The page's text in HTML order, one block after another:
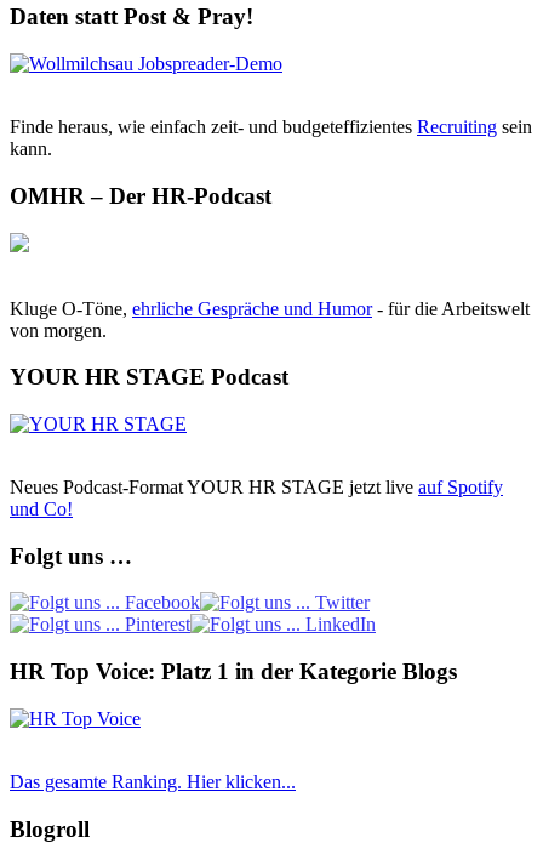
Daten statt Post & Pray!
Finde heraus, wie einfach zeit- und budgeteffizientes Recruiting sein
kann.
OMHR – Der HR-Podcast
Kluge O-Töne, ehrliche Gespräche und Humor- für die Arbeitswelt
von morgen.
YOUR HR STAGE Podcast
Neues Podcast-Format YOUR HR STAGE jetzt live auf Spotify
und Co!
Folgt uns …
HR Top Voice: Platz 1 in der Kategorie Blogs
Das gesamte Ranking. Hier klicken...
Blogroll